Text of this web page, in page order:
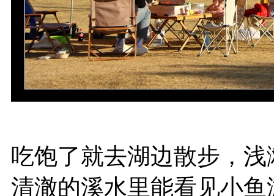
吃饱了就去湖边散步，
清澈的溪水里能看见小